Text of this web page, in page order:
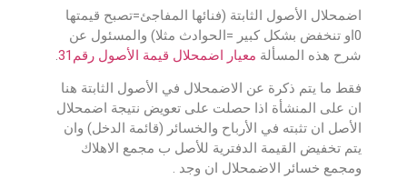
اضمحلال الأصول الثابتة (فنائها المفاجئ=تصبح قيمتها
0او تنخفض بشكل كبير =الحوادث مثلا) والمسئول عن
شرح هذه المسألة معيار اضمحلال قيمة الأصول رقم31 .
فقط ما يتم ذكرة عن الاضمحلال في الأصول الثابتة هنا
ان على المنشأة اذا حصلت على تعويض نتيجة اضمحلال
الأصل ان تثبته في الأرباح والخسائر (قائمة الدخل) وان
يتم تخفيض القيمة الدفترية للأصل ب مجمع الاهلاك
ومجمع خسائر الاضمحلال ان وجد .